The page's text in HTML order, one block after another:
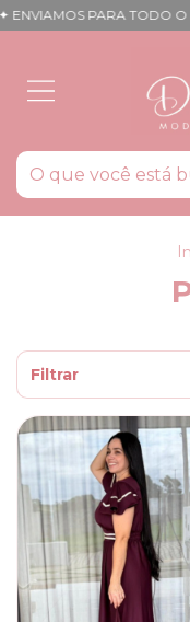
PARA TODO O
Filtrar